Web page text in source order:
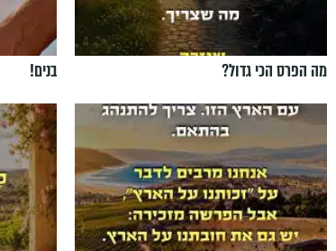
מה הפרס הכי גדול? בנים!